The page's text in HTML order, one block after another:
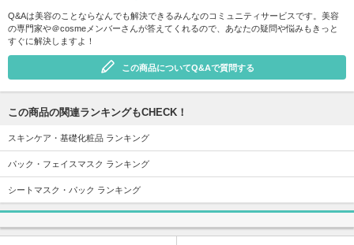
Q&Aは美容のことならなんでも解決できるみんなのコミュニティサービスです。美容
の専門家や＠cosmeメンバーさんが答えてくれるので、あなたの疑問や悩みもきっと
すぐに解決しますよ！
この商品についてQ&Aで質問する
この商品の関連ランキングもCHECK！
スキンケア・基礎化粧品 ランキング
パック・フェイスマスク ランキング
シートマスク・パック ランキング